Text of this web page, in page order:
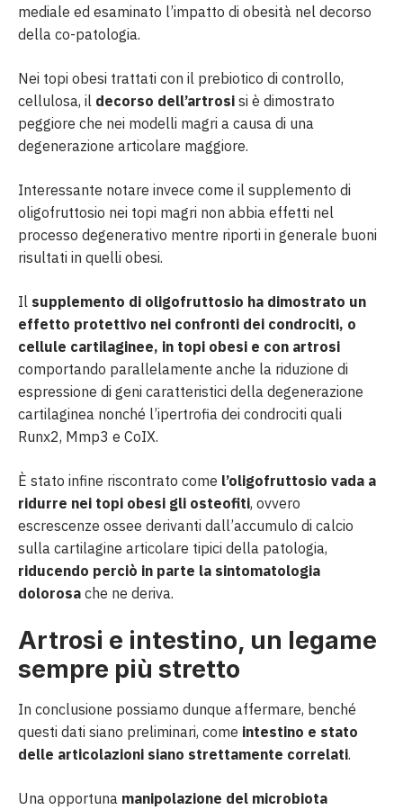
mediale ed esaminato l’impatto di obesità nel decorso
della co-patologia.
Nei topi obesi trattati con il prebiotico di controllo,
cellulosa, il decorso dell’artrosi si è dimostrato
peggiore che nei modelli magri a causa di una
degenerazione articolare maggiore.
Interessante notare invece come il supplemento di
oligofruttosio nei topi magri non abbia effetti nel
processo degenerativo mentre riporti in generale buoni
risultati in quelli obesi.
Il supplemento di oligofruttosio ha dimostrato un
effetto protettivo nei confronti dei condrociti, o
cellule cartilaginee, in topi obesi e con artrosi
comportando parallelamente anche la riduzione di
espressione di geni caratteristici della degenerazione
cartilaginea nonché l’ipertrofia dei condrociti quali
Runx2, Mmp3 e CoIX.
È stato infine riscontrato come l’oligofruttosio vada a
ridurre nei topi obesi gli osteofiti, ovvero
escrescenze ossee derivanti dall’accumulo di calcio
sulla cartilagine articolare tipici della patologia,
riducendo perciò in parte la sintomatologia
dolorosa che ne deriva.
Artrosi e intestino, un legame
sempre più stretto
In conclusione possiamo dunque affermare, benché
questi dati siano preliminari, come intestino e stato
delle articolazioni siano strettamente correlati.
Una opportuna manipolazione del microbiota